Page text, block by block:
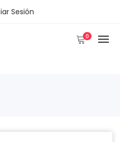
Sesión
0